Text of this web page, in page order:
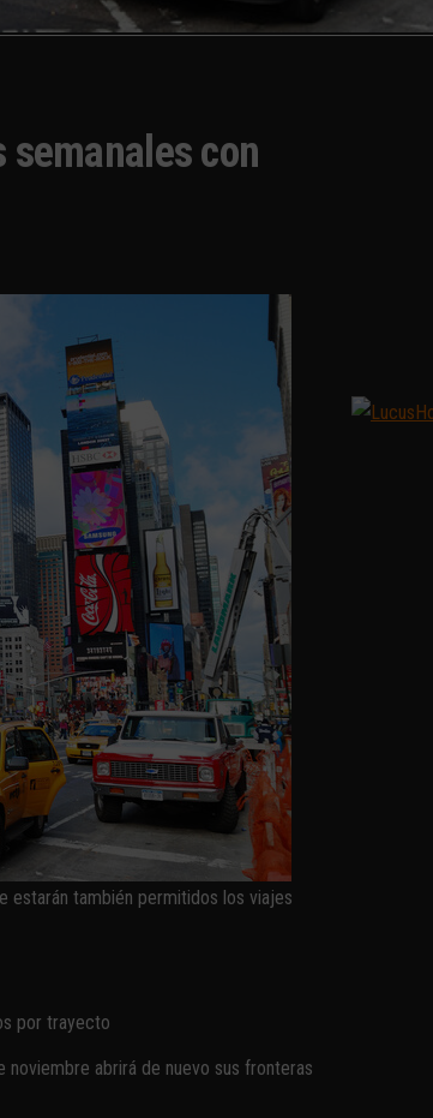
con
estarán también permitidos los viajes
por trayecto
noviembre abrirá de nuevo sus fronteras